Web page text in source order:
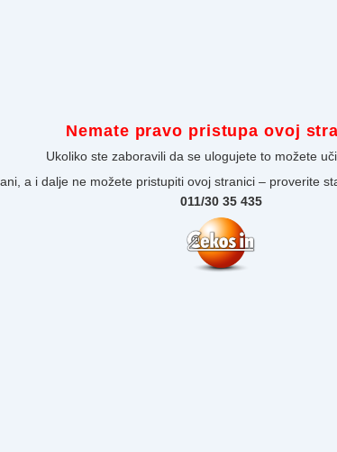
Nemate pravo pristupa ovoj
Ukoliko ste zaboravili da se ulogujete to možete
a i dalje ne možete pristupiti ovoj stranici – proverite
011/30 35 435